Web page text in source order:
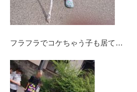
フラフラでコケちゃう子も居て…